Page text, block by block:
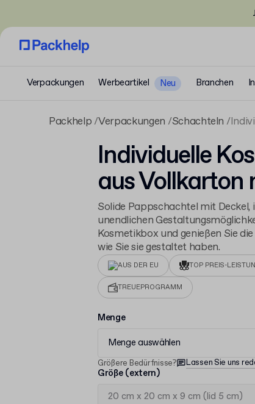
Verpackungen Werbeartikel Neu Branchen
Packhelp Verpackungen Schachteln
Individuelle
aus Vollkarton
Solide Pappschachtel mit
unendlichen
Kosmetikbox und genießen Sie
wie Sie sie gestaltet haben.
AUS DER EU TOP PREIS-
TREUEPROGRAMM
Menge
Menge auswählen
Größere Bedürfnisse? Lassen Sie uns
Größe (extern)